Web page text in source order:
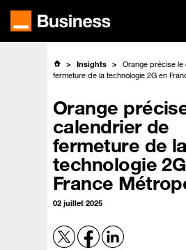
contenu
Insights
Orange précise
fermeture de la technologie 2G en
Orange
calendrier de
fermeture de la
technologie
France
02 juillet 2025